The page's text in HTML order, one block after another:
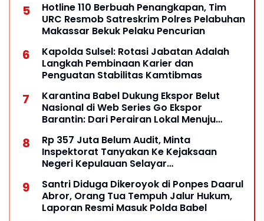
Hotline 110 Berbuah Penangkapan, Tim
URC Resmob Satreskrim Polres Pelabuhan
Makassar Bekuk Pelaku Pencurian
Kapolda Sulsel: Rotasi Jabatan Adalah
Langkah Pembinaan Karier dan
Penguatan Stabilitas Kamtibmas
Karantina Babel Dukung Ekspor Belut
Nasional di Web Series Go Ekspor
Barantin: Dari Perairan Lokal Menuju
Rp 357 Juta Belum Audit, Minta
Inspektorat Tanyakan Ke Kejaksaan
Negeri Kepulauan Selayar
Santri Diduga Dikeroyok di Ponpes Daarul
Abror, Orang Tua Tempuh Jalur Hukum,
Laporan Resmi Masuk Polda Babel